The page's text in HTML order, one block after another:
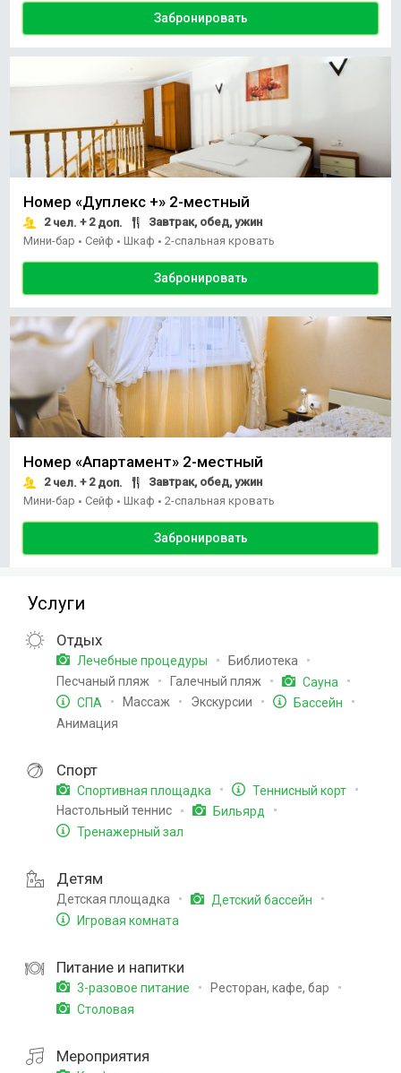
Забронировать
Номер «Дуплекс +» 2-местный
2чел. + 2доп.
Завтрак, обед, ужин
Мини-бар • Сейф • Шкаф • 2-спальная кровать
Забронировать
Номер «Апартамент» 2-местный
2чел. + 2доп.
Завтрак, обед, ужин
Мини-бар • Сейф • Шкаф • 2-спальная кровать
Забронировать
Услуги
Отдых
Лечебные процедуры
Библиотека
Песчаный пляж
Галечный пляж
Сауна
СПА
Массаж Экскурсии
Бассейн
Анимация
Спорт
Спортивная площадка
Теннисный корт
Настольный теннис
Бильярд
Тренажерный зал
Детям
Детская площадка
Детский бассейн
Игровая комната
Питание и напитки
3-разовое питание
Ресторан, кафе, бар
Столовая
Мероприятия